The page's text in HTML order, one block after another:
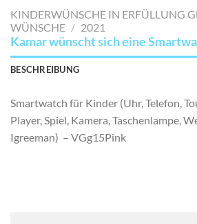
KINDERWÜNSCHE IN ERFÜLLUNG
WÜNSCHE / 2021
Kamar wünscht sich eine
BESCHREIBUNG
Smartwatch für Kinder (Uhr, Telefon,
Player, Spiel, Kamera, Taschenlampe,
Igreeman) – VGg15Pink